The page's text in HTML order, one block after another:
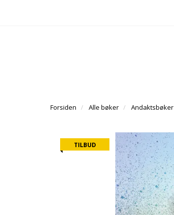
Forsiden Alle bøker Andaktsbøker
TILBUD